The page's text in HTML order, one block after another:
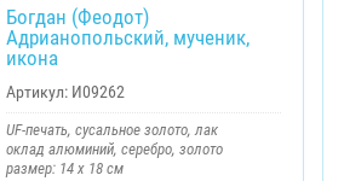
Богдан (Феодот)
Адрианопольский, мученик,
икона
Артикул: И09262
UF-печать, сусальное золото, лак
оклад алюминий, серебро, золото
размер: 14 х 18 см